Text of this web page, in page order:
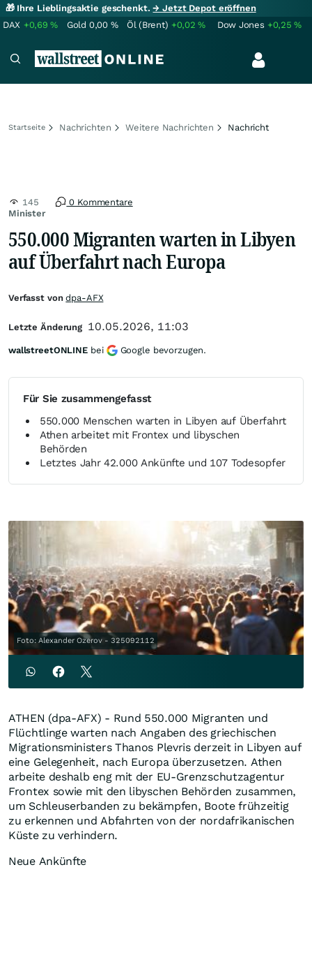
🎁 Ihre Lieblingsaktie geschenkt.→ Jetzt Depot eröffnen
DAX +0,69% Gold 0,00 % Öl (Brent) +0,02% Dow Jones +0,25%
Startseite Nachrichten Weitere Nachrichten Nachricht
Minister
145 0 Kommentare
550.000 Migranten warten in Libyen
auf Überfahrt nach Europa
Für Sie zusammengefasst
550.000 Menschen warten in Libyen auf Überfahrt
Athen arbeitet mit Frontex und libyschen
Behörden
Letztes Jahr 42.000 Ankünfte und 107 Todesopfer
Foto: Alexander Ozerov - 325092112
ATHEN (dpa-AFX) - Rund 550.000 Migranten und
Flüchtlinge warten nach Angaben des griechischen
Migrationsministers Thanos Plevris derzeit in Libyen auf
eine Gelegenheit, nach Europa überzusetzen. Athen
arbeite deshalb eng mit der EU-Grenzschutzagentur
Frontex sowie mit den libyschen Behörden zusammen,
um Schleuserbanden zu bekämpfen, Boote frühzeitig
zu erkennen und Abfahrten von der nordafrikanischen
Küste zu verhindern.
Neue Ankünfte
Verfasst vondpa-AFX
Letzte Änderung 10.05.2026, 11:03
wallstreetONLINE bei Google bevorzugen.